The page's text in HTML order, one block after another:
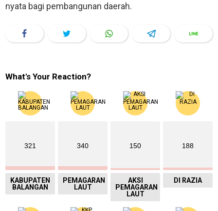
nyata bagi pembangunan daerah.
What's Your Reaction?
321
KABUPATEN
BALANGAN
340
PEMAGARAN
LAUT
150
AKSI
PEMAGARAN
LAUT
188
DI RAZIA